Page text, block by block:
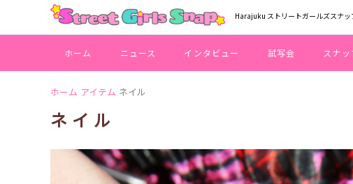
Harajuku ストリートガールズスナッ
ホーム ニュース インタビュー 試写会 スナッ
ホーム アイテム ネイル
ネイル